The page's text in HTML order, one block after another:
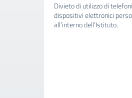
Divieto di utilizzo di
dispositivi elettronici
all’interno dell’Istituto.